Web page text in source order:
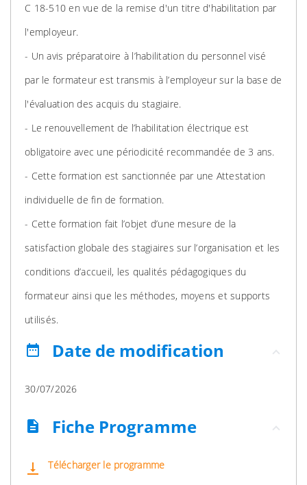
C 18-510 en vue de la remise d'un titre d'habilitation par
l'employeur.
- Un avis préparatoire à l’habilitation du personnel visé
par le formateur est transmis à l’employeur sur la base de
l'évaluation des acquis du stagiaire.
- Le renouvellement de l’habilitation électrique est
obligatoire avec une périodicité recommandée de 3 ans.
- Cette formation est sanctionnée par une Attestation
individuelle de fin de formation.
- Cette formation fait l’objet d’une mesure de la
satisfaction globale des stagiaires sur l’organisation et les
conditions d’accueil, les qualités pédagogiques du
formateur ainsi que les méthodes, moyens et supports
utilisés.
date_range Date de modification
30/07/2026
description Fiche Programme
vertical_align_bottom Télécharger le programme